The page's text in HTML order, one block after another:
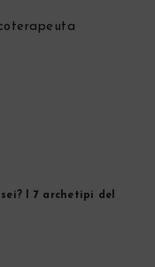
I 7 archetipi del